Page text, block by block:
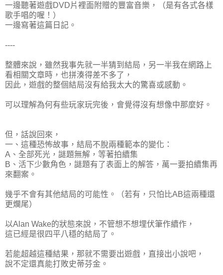
一邊聽著遊戲DVD片裡面附贈的豐富音樂，（是有各式各樣
歌手唱的喔！）
一邊寫著這篇日記。
----
整體來說，雖然我事先就一半猜到結局，另一半我在網路上
看相關文章時，也拼湊得差不多了，
因此，遊戲的整個結局沒有給我太大的驚喜或感動。
可以理解為何有些玩家玩完後，會覺得沒有想像中那麼好。
但，話說回來，
一、這種恐怖故事，結局不脫兩種範本的變化：
A、全部死光，謎題無解，等著拍續集
B、活下少數角色，謎題有了表面上的解答，萬一要拍續集再
來翻案。
幾乎不會有其他結局的可能性。（若有，只怕比AB這兩種還
更爛尾）
以Alan Wake的狀態來說，不管想不想埋伏筆作續作，
這已經是很四平八穩的結局了。
若能超越這種結果，那就不需要出遊戲，直接出小說吧，
說不定還真能打敗史蒂芬金。